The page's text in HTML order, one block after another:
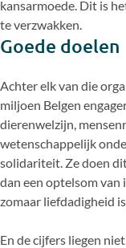
kansarmoede. Dit is
te verzwakken.
Goede doelen
Achter elk van die
miljoen Belgen
dierenwelzijn,
wetenschappelijk
solidariteit. Ze doen
dan een optelsom van
zomaar liefdadigheid
En de cijfers liegen